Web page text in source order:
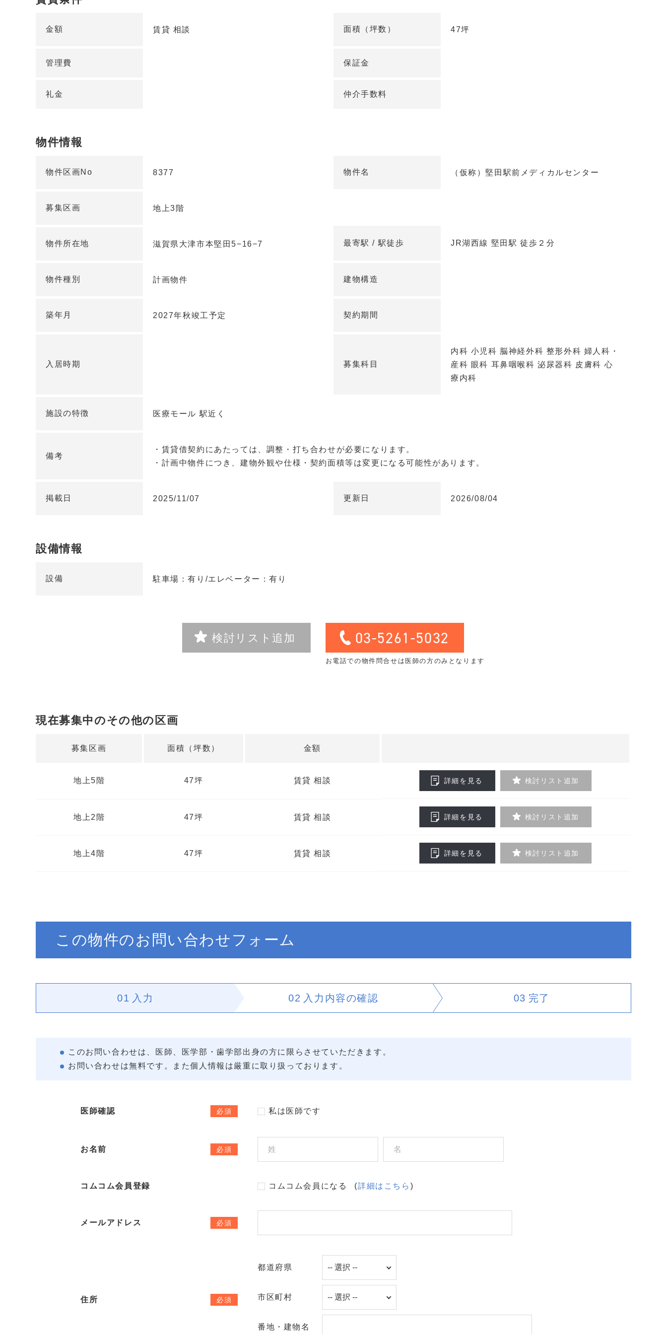
金額 賃貸 相談 面積（坪数） 47坪
管理費 保証金
礼金 仲介手数料
物件情報
物件区画No 8377 物件名 （仮称）堅田駅前メディカルセンター
募集区画 地上3階
物件所在地 滋賀県大津市本堅田5−16−7 最寄駅 / 駅徒歩 JR湖西線 堅田駅 徒歩２分
物件種別 計画物件 建物構造
築年月 2027年秋竣工予定 契約期間
入居時期 募集科目
内科 小児科 脳神経外科 整形外科 婦人科・
産科 眼科 耳鼻咽喉科 泌尿器科 皮膚科 心
療内科
施設の特徴 医療モール 駅近く
備考
・賃貸借契約にあたっては、調整・打ち合わせが必要になります。
・計画中物件につき、建物外観や仕様・契約面積等は変更になる可能性があります。
掲載日 2025/11/07 更新日 2026/08/04
設備情報
設備 駐車場：有り/エレベーター：有り
検討リスト追加 03-5261-5032
お電話での物件問合せは医師の方のみとなります
現在募集中のその他の区画
募集区画 面積（坪数） 金額
地上5階 47坪 賃貸 相談 詳細を見る 検討リスト追加
地上2階 47坪 賃貸 相談 詳細を見る 検討リスト追加
地上4階 47坪 賃貸 相談 詳細を見る 検討リスト追加
この物件のお問い合わせフォーム
01 入力 02 入力内容の確認 03 完了
このお問い合わせは、医師、医学部・歯学部出身の方に限らさせていただきます。
お問い合わせは無料です。また個人情報は厳重に取り扱っております。
医師確認 必須 私は医師です
お名前 必須
コムコム会員登録 コムコム会員になる (詳細はこちら )
メールアドレス 必須
住所 必須
都道府県
市区町村
番地・建物名